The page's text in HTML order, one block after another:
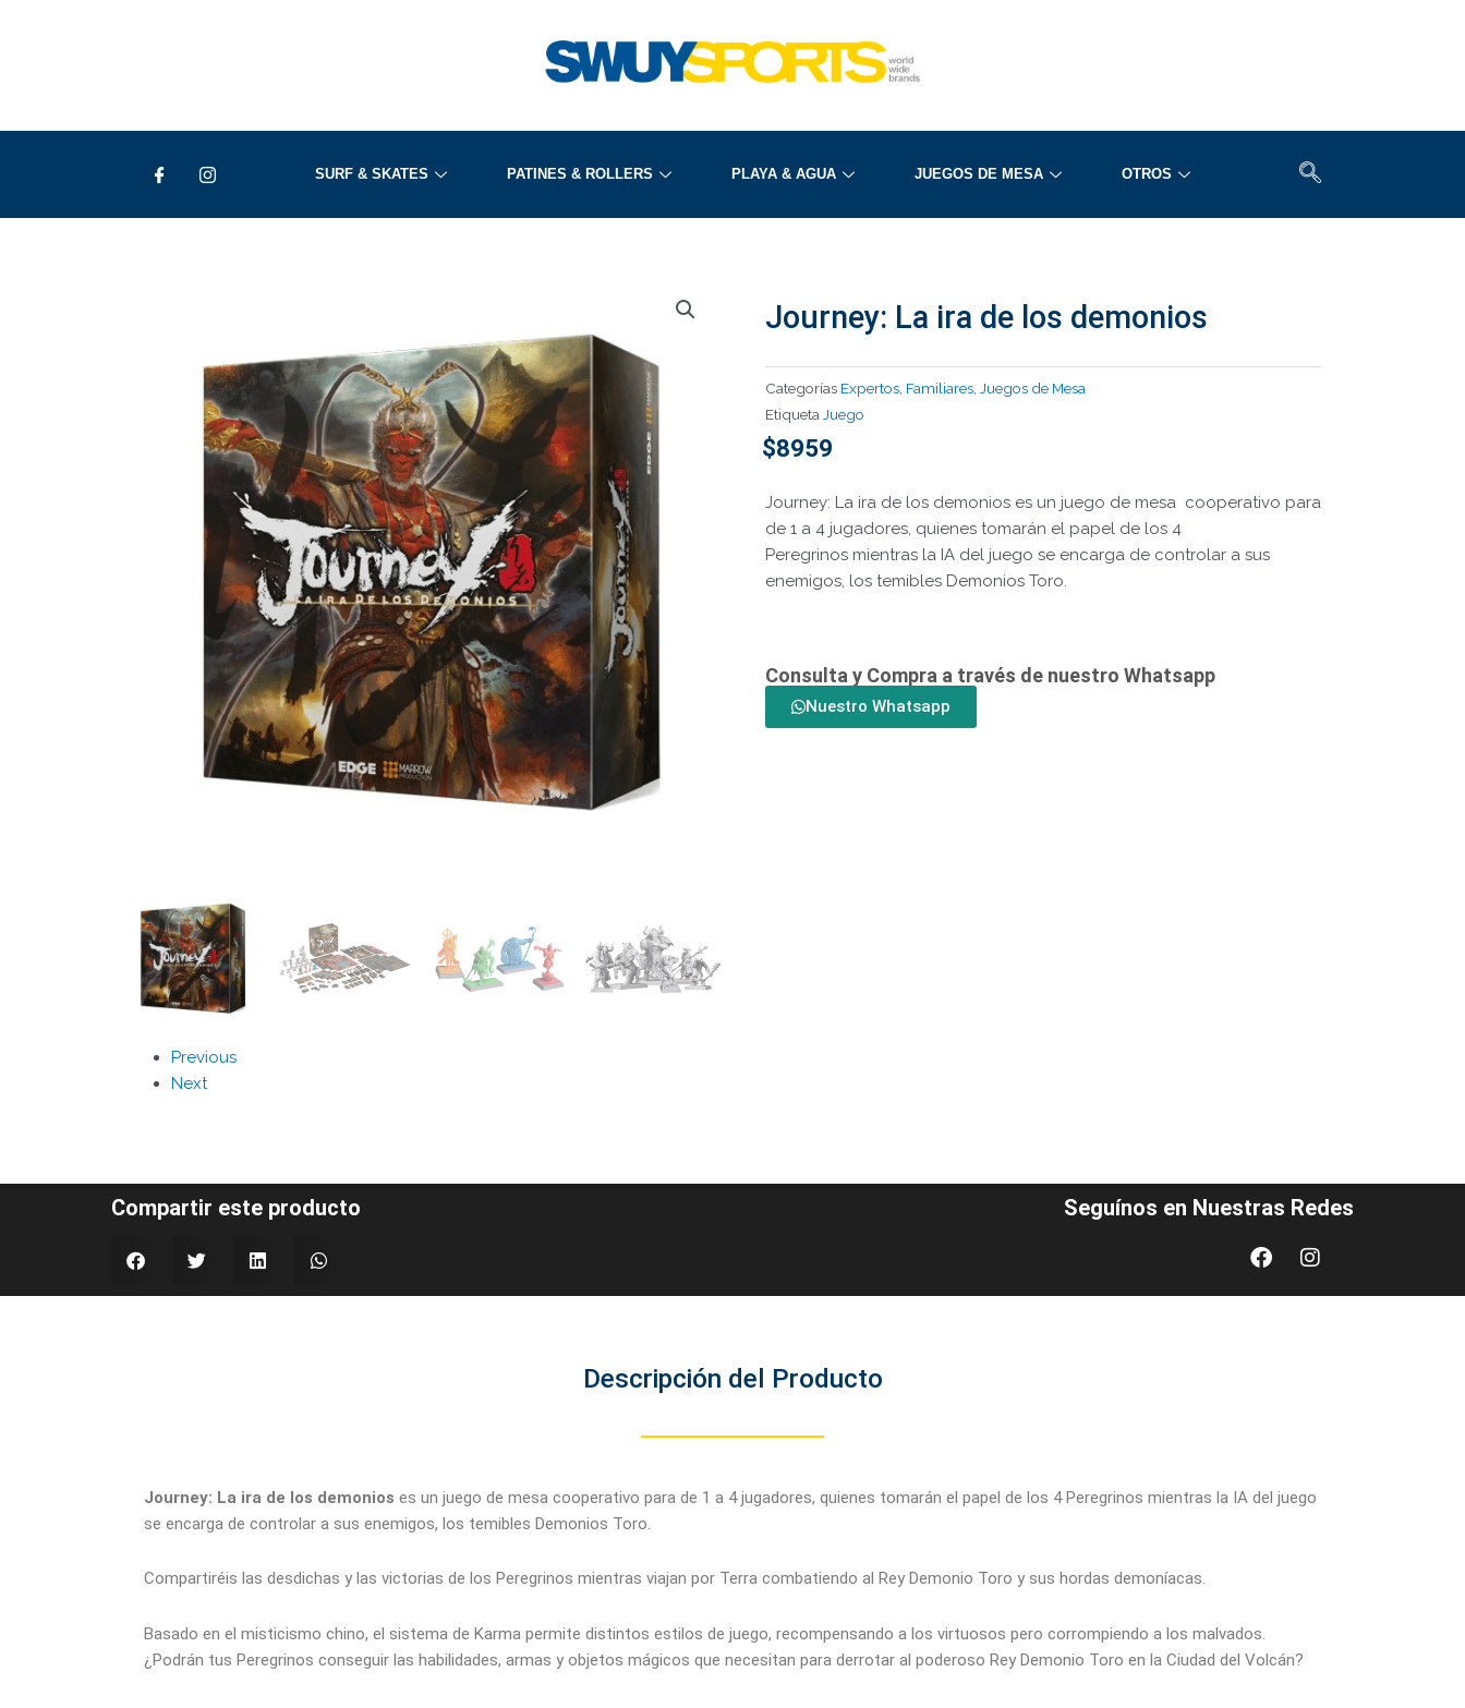
SURF & SKATES PATINES & ROLLERS PLAYA & AGUA JUEGOS DE MESA OTROS
Previous
Next
Journey: La ira de los demonios
Categorías Expertos Familiares Juegos de Mesa
Etiqueta Juego
$8959
Journey: La ira de los demonios es un juego de mesa cooperativo para
de 1 a 4 jugadores, quienes tomarán el papel de los 4
Peregrinos mientras la IA del juego se encarga de controlar a sus
enemigos, los temibles Demonios Toro.
Consulta y Compra a través de nuestro Whatsapp
Nuestro Whatsapp
Compartir este producto
Seguínos en Nuestras Redes
FacebookInstagram
Descripción del Producto
Journey: La ira de los demonios es un juego de mesa cooperativo para de 1 a 4 jugadores, quienes tomarán el papel de los 4 Peregrinos mientras la IA del juego
se encarga de controlar a sus enemigos, los temibles Demonios Toro.
Compartiréis las desdichas y las victorias de los Peregrinos mientras viajan por Terra combatiendo al Rey Demonio Toro y sus hordas demoníacas.
Basado en el misticismo chino, el sistema de Karma permite distintos estilos de juego, recompensando a los virtuosos pero corrompiendo a los malvados.
¿Podrán tus Peregrinos conseguir las habilidades, armas y objetos mágicos que necesitan para derrotar al poderoso Rey Demonio Toro en la Ciudad del Volcán?